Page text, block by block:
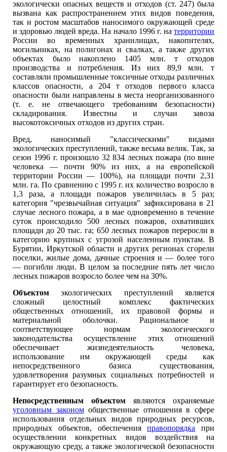
экологически опасных веществ и отходов (ст. 247) была
вызвана как распространением этих видов поведения,
так и ростом масштабов наносимого окружающей среде
и здоровью людей вреда. На начало 1996 г. на территории
России во временных хранилищах, накопителях,
могильниках, на полигонах и свалках, а также других
объектах было накоплено 1405 млн. т отходов
производства и потребления. Из них 89,9 млн. т
составляли промышленные токсичные отходы различных
классов опасности, а 204 т отходов первого класса
опасности были направлены в места неорганизованного
(т. е. не отвечающего требованиям безопасности)
складирования. Известны и случаи завоза
высокотоксичных отходов из других стран.
Вред, наносимый "классическими" видами
экологических преступлений, также весьма велик. Так, за
сезон 1996 г. произошло 32 834 лесных пожара (по вине
человека — почти 90% из них, а на европейской
территории России — 100%), на площади почти 2,31
млн. га. По сравнению с 1995 г. их количество возросло в
1,3 раза, а площади пожаров увеличилась в 5 раз;
категория "чрезвычайная ситуация" зафиксирована в 21
случае лесного пожара, а в мае одновременно в течение
суток происходило 500 лесных пожаров, охвативших
площади до 20 тыс. га; 650 лесных пожаров переросли в
категорию крупных с угрозой населенным пунктам. В
Бурятии, Иркутской области и других регионах сгорели
поселки, жилые дома, дачные строения и — более того
— погибли люди. В целом за последние пять лет число
лесных пожаров возросло более чем на 30%.
Объектомэкологических преступлений является
сложный целостный комплекс фактических
общественных отношений, их правовой формы и
материальной оболочки. Рациональное и
соответствующее нормам экологического
законодательства осуществление этих отношений
обеспечивает жизнедеятельность человека,
использование им окружающей среды как
непосредственного базиса существования,
удовлетворения разумных социальных потребностей и
гарантирует его безопасность.
Непосредственным объектом являются охраняемые
уголовным закономобщественные отношения в сфере
использования отдельных видов природных ресурсов,
природных объектов, обеспеченияправопорядка при
осуществлении конкретных видов воздействия на
окружающую среду, а также экологической безопасности